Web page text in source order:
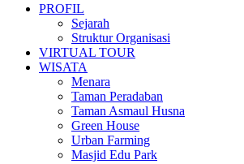
PROFIL
Sejarah
Struktur Organisasi
VIRTUAL TOUR
WISATA
Menara
Taman Peradaban
Taman Asmaul Husna
Green House
Urban Farming
Masjid Edu Park